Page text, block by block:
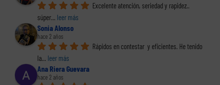
Excelente atención, seriedad y rapidez..
súper
leer más
Sonia Alonso
hace 2 años
Rápidos en contestar  y eficientes. He tenido
la
leer más
Ana Riera Guevara
hace 2 años